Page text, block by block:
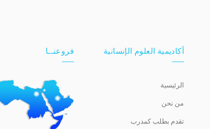
أكاديمية العلوم الإنسانية
الرئيسية
من نحن
تقدم بطلب كمدرب
فروعنــا